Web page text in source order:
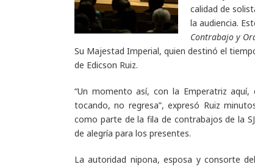
calidad de
la audiencia.
Contrabajo y
Su Majestad Imperial, quien destinó el
de Edicson Ruiz.
“Un momento así, con la Emperatriz
tocando, no regresa”, expresó Ruiz
como parte de la fila de contrabajos de la
de alegría para los presentes.
La autoridad nipona, esposa y consorte